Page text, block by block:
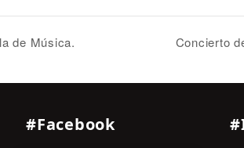
de Música. Concierto
#Facebook